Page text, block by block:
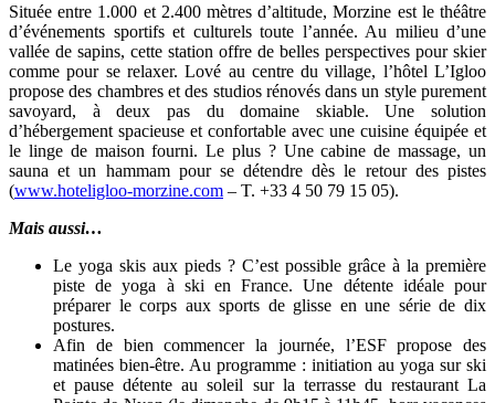
Située entre 1.000 et 2.400 mètres d’altitude, Morzine est le théâtre
d’événements sportifs et culturels toute l’année. Au milieu d’une
vallée de sapins, cette station offre de belles perspectives pour skier
comme pour se relaxer. Lové au centre du village, l’hôtel L’Igloo
propose des chambres et des studios rénovés dans un style purement
savoyard, à deux pas du domaine skiable. Une solution
d’hébergement spacieuse et confortable avec une cuisine équipée et
le linge de maison fourni. Le plus ? Une cabine de massage, un
sauna et un hammam pour se détendre dès le retour des pistes
(www.hoteligloo-morzine.com – T. +33 4 50 79 15 05).
Mais aussi…
Le yoga skis aux pieds ? C’est possible grâce à la première
piste de yoga à ski en France. Une détente idéale pour
préparer le corps aux sports de glisse en une série de dix
postures.
Afin de bien commencer la journée, l’ESF propose des
matinées bien-être. Au programme : initiation au yoga sur ski
et pause détente au soleil sur la terrasse du restaurant La